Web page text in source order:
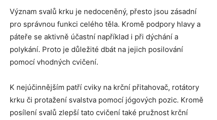
Význam svalů krku je nedoceněný, přesto jsou zásadní
pro správnou funkci celého těla. Kromě podpory hlavy a
páteře se aktivně účastní například i při dýchání a
polykání. Proto je důležité dbát na jejich posilování
pomocí vhodných cvičení.
K nejúčinnějším patří cviky na krční přitahovač, rotátory
krku či protažení svalstva pomocí jógových pozic. Kromě
posílení svalů zlepší tato cvičení také pružnost krční